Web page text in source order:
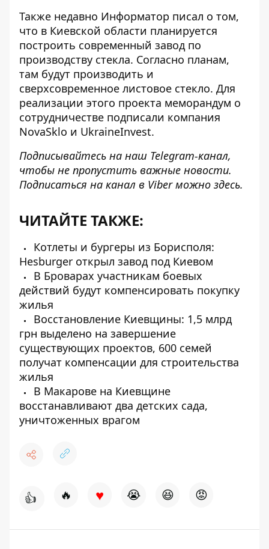
Также недавно Информатор писал о том,
что в Киевской области планируется
построить современный завод по
производству стекла. Согласно планам,
там будут производить и
сверхсовременное листовое стекло. Для
реализации этого проекта меморандум о
сотрудничестве подписали компания
NovaSklo и UkraineInvest.
Подписывайтесь на наш Telegram-канал,
чтобы не пропустить важные новости.
Подписаться на канал в Viber можно здесь.
ЧИТАЙТЕ ТАКЖЕ:
Котлеты и бургеры из Борисполя:
Hesburger открыл завод под Киевом
В Броварах участникам боевых
действий будут компенсировать покупку
жилья
Восстановление Киевщины: 1,5 млрд
грн выделено на завершение
существующих проектов, 600 семей
получат компенсации для строительства
жилья
В Макарове на Киевщине
восстанавливают два детских сада,
уничтоженных врагом
👍 🔥 ♥ 😭 😆 😡